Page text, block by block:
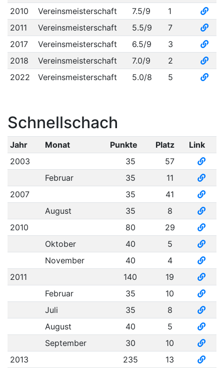
2010
Vereinsmeisterschaft 7.5/9
1
2011
Vereinsmeisterschaft 5.5/9
7
2017
Vereinsmeisterschaft 6.5/9
3
2018
Vereinsmeisterschaft 7.0/9
2
2022
Vereinsmeisterschaft 5.0/8 5
Schnellschach
Jahr Monat Punkte Platz
Link
2003
35
57
Februar
35
11
2007
35
41
August
35
8
2010
80
29
Oktober
40
5
November
40
4
2011
140
19
Februar
35
10
Juli
35
8
August
40
5
September
30
10
2013
235
13